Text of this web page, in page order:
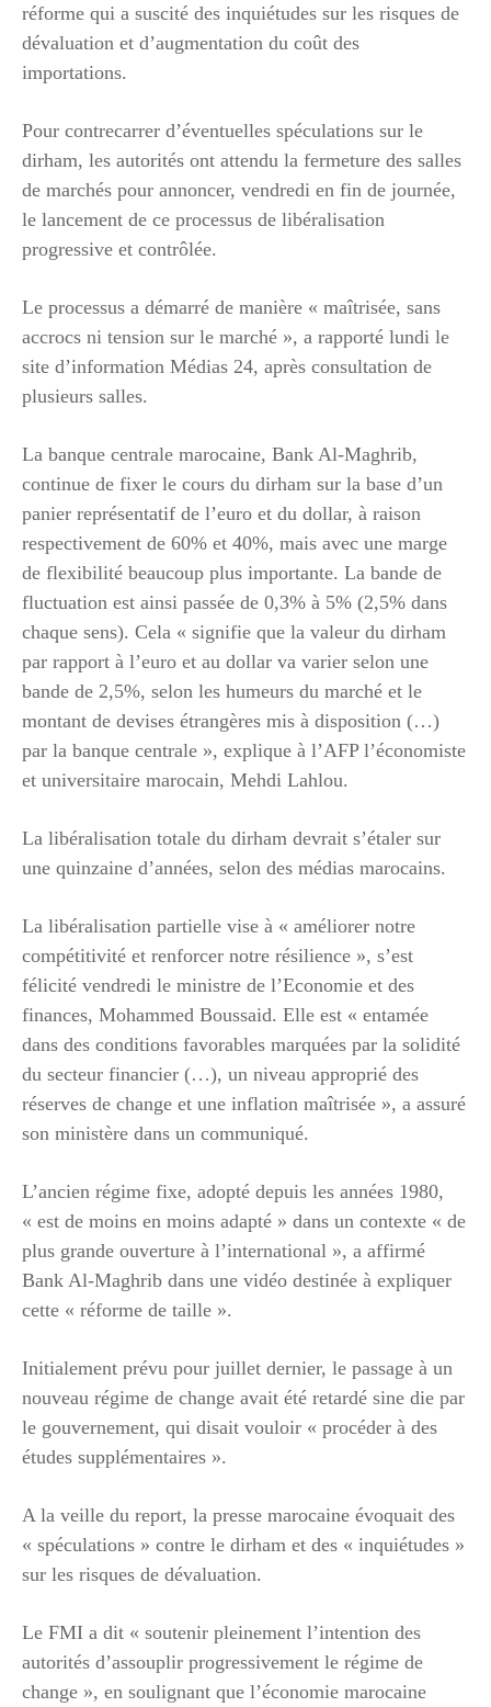
réforme qui a suscité des inquiétudes sur les risques de
dévaluation et d’augmentation du coût des
importations.
Pour contrecarrer d’éventuelles spéculations sur le
dirham, les autorités ont attendu la fermeture des salles
de marchés pour annoncer, vendredi en fin de journée,
le lancement de ce processus de libéralisation
progressive et contrôlée.
Le processus a démarré de manière « maîtrisée, sans
accrocs ni tension sur le marché », a rapporté lundi le
site d’information Médias 24, après consultation de
plusieurs salles.
La banque centrale marocaine, Bank Al-Maghrib,
continue de fixer le cours du dirham sur la base d’un
panier représentatif de l’euro et du dollar, à raison
respectivement de 60% et 40%, mais avec une marge
de flexibilité beaucoup plus importante. La bande de
fluctuation est ainsi passée de 0,3% à 5% (2,5% dans
chaque sens). Cela « signifie que la valeur du dirham
par rapport à l’euro et au dollar va varier selon une
bande de 2,5%, selon les humeurs du marché et le
montant de devises étrangères mis à disposition (…)
par la banque centrale », explique à l’AFP l’économiste
et universitaire marocain, Mehdi Lahlou.
La libéralisation totale du dirham devrait s’étaler sur
une quinzaine d’années, selon des médias marocains.
La libéralisation partielle vise à « améliorer notre
compétitivité et renforcer notre résilience », s’est
félicité vendredi le ministre de l’Economie et des
finances, Mohammed Boussaid. Elle est « entamée
dans des conditions favorables marquées par la solidité
du secteur financier (…), un niveau approprié des
réserves de change et une inflation maîtrisée », a assuré
son ministère dans un communiqué.
L’ancien régime fixe, adopté depuis les années 1980,
« est de moins en moins adapté » dans un contexte « de
plus grande ouverture à l’international », a affirmé
Bank Al-Maghrib dans une vidéo destinée à expliquer
cette « réforme de taille ».
Initialement prévu pour juillet dernier, le passage à un
nouveau régime de change avait été retardé sine die par
le gouvernement, qui disait vouloir « procéder à des
études supplémentaires ».
A la veille du report, la presse marocaine évoquait des
« spéculations » contre le dirham et des « inquiétudes »
sur les risques de dévaluation.
Le FMI a dit « soutenir pleinement l’intention des
autorités d’assouplir progressivement le régime de
change », en soulignant que l’économie marocaine